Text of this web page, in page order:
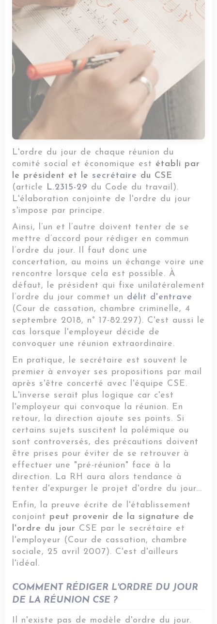
L'ordre du jour de chaque réunion du
comité social et économique est établi par
le président et le secrétaire du CSE
(article L.2315-29 du Code du travail).
L'élaboration conjointe de l'ordre du jour
s'impose par principe.
Ainsi, l’un et l’autre doivent tenter de se
mettre d’accord pour rédiger en commun
l’ordre du jour. Il faut donc une
concertation, au moins un échange voire une
rencontre lorsque cela est possible. À
défaut, le président qui fixe unilatéralement
l’ordre du jour commet un délit d'entrave
(Cour de cassation, chambre criminelle, 4
septembre 2018, n° 17-82.297). C'est aussi le
cas lorsque l'employeur décide de
convoquer une réunion extraordinaire.
En pratique, le secrétaire est souvent le
premier à envoyer ses propositions par mail
après s'être concerté avec l'équipe CSE.
L'inverse serait plus logique car c'est
l'employeur qui convoque la réunion. En
retour, la direction ajoute ses points. Si
certains sujets suscitent la polémique ou
sont controversés, des précautions doivent
être prises pour éviter de se retrouver à
effectuer une "pré-réunion" face à la
direction. La RH aura alors tendance à
tenter d'expurger le projet d'ordre du jour...
Enfin, la preuve écrite de l'établissement
conjoint peut provenir de la signature de
l'ordre du jour CSE par le secrétaire et
l'employeur (Cour de cassation, chambre
sociale, 25 avril 2007). C'est d'ailleurs
l'idéal.
COMMENT RÉDIGER L'ORDRE DU JOUR
DE LA RÉUNION CSE ?
Il n'existe pas de modèle d'ordre du jour.